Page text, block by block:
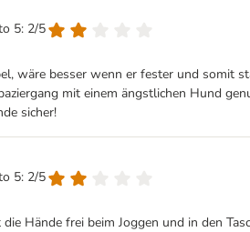
5: 2/5
wäre besser wenn er fester und somit
mit einem ängstlichen Hund
sicher!
5: 2/5
Hände frei beim Joggen und in den